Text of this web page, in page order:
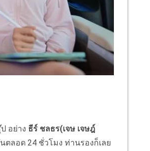
อย่าง ธีร์ ชลธร(เจษ เจษฎ์
ตลอด 24 ชั่วโมง ท่านรองก็เลย